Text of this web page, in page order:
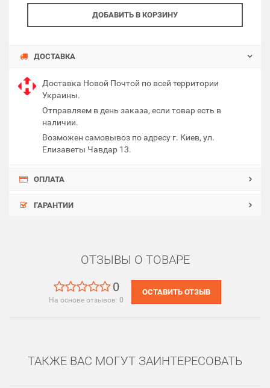
ДОБАВИТЬ В КОРЗИНУ
ДОСТАВКА
Доставка Новой Почтой по всей территории
Украины.
Отправляем в день заказа, если товар есть в
наличии.
Возможен самовывоз по адресу г. Киев, ул.
Елизаветы Чавдар 13.
ОПЛАТА
ГАРАНТИИ
ОТЗЫВЫ О ТОВАРЕ
0
На основе отзывов: 0
ОСТАВИТЬ ОТЗЫВ
ТАКЖЕ ВАС МОГУТ ЗАИНТЕРЕСОВАТЬ